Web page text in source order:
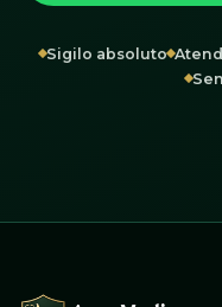
Sigilo absoluto